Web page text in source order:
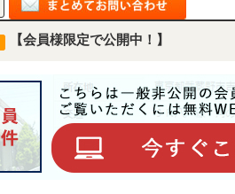
【会員様限定で公開中！】